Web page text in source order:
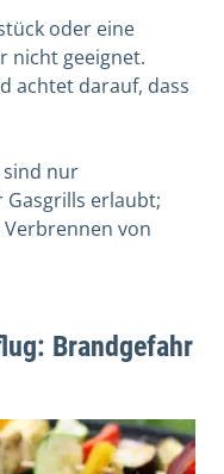
oder eine
nicht geeignet.
achtet darauf, dass
nur
Gasgrills erlaubt;
von
Brandgefahr